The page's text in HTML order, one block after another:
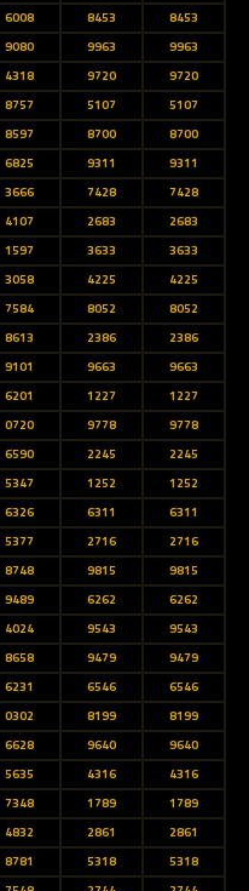
6008 8453
8453
9080 9963
9963
4318 9720
9720
8757 5107
5107
8597 8700
8700
6825 9311
9311
3666 7428
7428
4107 2683
2683
1597 3633
3633
3058 4225
4225
7584 8052
8052
8613 2386
2386
9101 9663
9663
6201 1227
1227
0720 9778
9778
6590 2245
2245
5347 1252
1252
6326 6311
6311
5377 2716
2716
8748 9815
9815
9489 6262
6262
4024 9543
9543
8658 9479
9479
6231 6546
6546
0302 8199
8199
6628 9640
9640
5635 4316
4316
7348 1789
1789
4832 2861
2861
8781 5318
5318